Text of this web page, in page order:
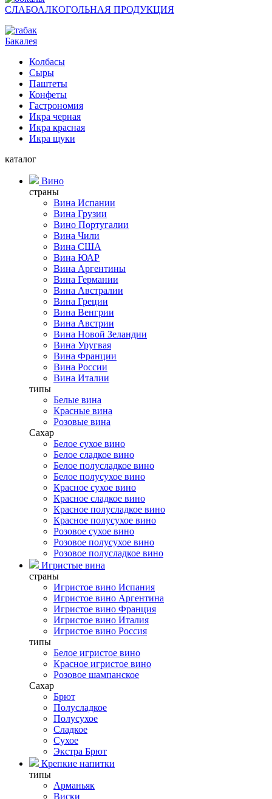
СЛАБОАЛКОГОЛЬНАЯ ПРОДУКЦИЯ
Бакалея
Колбасы
Сыры
Паштеты
Конфеты
Гастрономия
Икра черная
Икра красная
Икра щуки
каталог
Вино
страны
Вина Испании
Вина Грузии
Вино Португалии
Вина Чили
Вина США
Вина ЮАР
Вина Аргентины
Вина Германии
Вина Австралии
Вина Греции
Вина Венгрии
Вина Австрии
Вина Новой Зеландии
Вина Уругвая
Вина Франции
Вина России
Вина Италии
типы
Белые вина
Красные вина
Розовые вина
Сахар
Белое сухое вино
Белое сладкое вино
Белое полусладкое вино
Белое полусухое вино
Красное сухое вино
Красное сладкое вино
Красное полусладкое вино
Красное полусухое вино
Розовое сухое вино
Розовое полусухое вино
Розовое полусладкое вино
Игристые вина
страны
Игристое вино Испания
Игристое вино Аргентина
Игристое вино Франция
Игристое вино Италия
Игристое вино Россия
типы
Белое игристое вино
Красное игристое вино
Розовое шампанское
Сахар
Брют
Полусладкое
Полусухое
Сладкое
Сухое
Экстра Брют
Крепкие напитки
типы
Арманьяк
Виски